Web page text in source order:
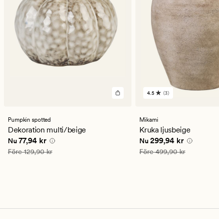
Pumpkin spotted
Dekoration multi/beige
Nuvarande pris
Nu 77,94 kr
Ordinarie pris 129,90 kr
Före129,90 kr
3
ett
genomsnittligt
betyg
på
4.5
4.5 (3)
Mikami
Kruka ljusbeige
Nuvarande pris
Nu 299,94 kr
Ordinarie pris 499,90 kr
Före499,90 kr